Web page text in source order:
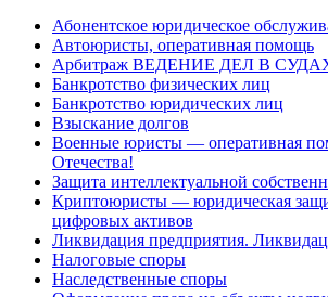
Абонентское юридическое
Автоюристы, оперативная помощь
Арбитраж ВЕДЕНИЕ ДЕЛ В
Банкротство физических лиц
Банкротство юридических лиц
Взыскание долгов
Военные юристы — оперативная
Отечества!
Защита интеллектуальной
Криптоюристы — юридическая
цифровых активов
Ликвидация предприятия.
Налоговые споры
Наследственные споры